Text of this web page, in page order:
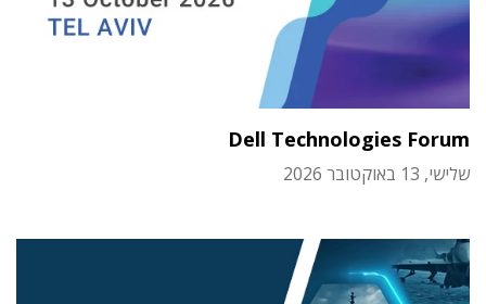
Dell Technologies Forum
שלישי, 13 באוקטובר 2026